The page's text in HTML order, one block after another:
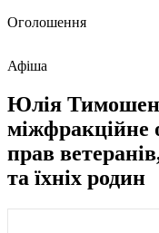
Оголошення
Афіша
Юлія
міжфракційне
прав
та їхніх родин